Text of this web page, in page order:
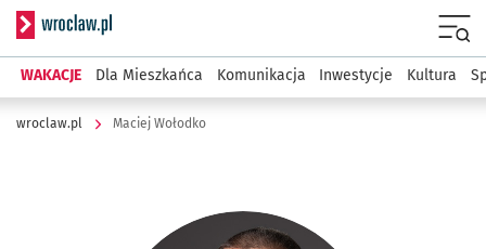
Serwis informacyjny wroclaw.pl
WAKACJE Dla Mieszkańca Komunikacja Inwestycje Kultura
wroclaw.pl Maciej Wołodko